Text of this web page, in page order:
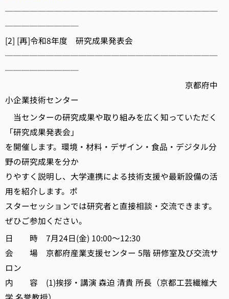
──────────────────────────
─────────
[2] [再]令和8年度 研究成果発表会
──────────────────────────
─────────
京都府中
小企業技術センター
当センターの研究成果や取り組みを広く知っていただく
「研究成果発表会」
を開催します。環境・材料・デザイン・食品・デジタル分
野の研究成果を分か
りやすく説明し、大学連携による技術支援や最新設備の活
用を紹介します。ポ
スターセッションでは研究者と直接相談・交流できます。
ぜひご参加ください。
日 時 7月24日(金) 10:00～12:30
会 場 京都府産業支援センター 5階 研修室及び交流サ
ロン
内 容 (1)挨拶・講演 森迫 清貴 所長（京都工芸繊維大